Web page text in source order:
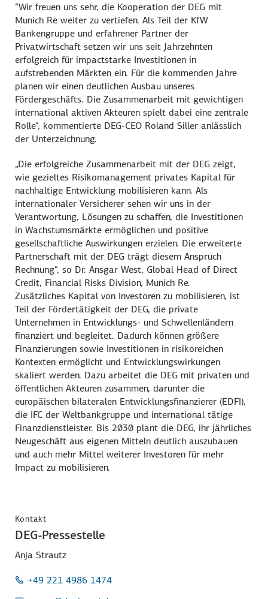
“Wir freuen uns sehr, die Kooperation der DEG mit
Munich Re weiter zu vertiefen. Als Teil der KfW
Bankengruppe und erfahrener Partner der
Privatwirtschaft setzen wir uns seit Jahrzehnten
erfolgreich für impactstarke Investitionen in
aufstrebenden Märkten ein. Für die kommenden Jahre
planen wir einen deutlichen Ausbau unseres
Fördergeschäfts. Die Zusammenarbeit mit gewichtigen
international aktiven Akteuren spielt dabei eine zentrale
Rolle“, kommentierte DEG-CEO Roland Siller anlässlich
der Unterzeichnung.
„Die erfolgreiche Zusammenarbeit mit der DEG zeigt,
wie gezieltes Risikomanagement privates Kapital für
nachhaltige Entwicklung mobilisieren kann. Als
internationaler Versicherer sehen wir uns in der
Verantwortung, Lösungen zu schaffen, die Investitionen
in Wachstumsmärkte ermöglichen und positive
gesellschaftliche Auswirkungen erzielen. Die erweiterte
Partnerschaft mit der DEG trägt diesem Anspruch
Rechnung“, so Dr. Ansgar West, Global Head of Direct
Credit, Financial Risks Division, Munich Re.
Zusätzliches Kapital von Investoren zu mobilisieren, ist
Teil der Fördertätigkeit der DEG, die private
Unternehmen in Entwicklungs- und Schwellenländern
finanziert und begleitet. Dadurch können größere
Finanzierungen sowie Investitionen in risikoreichen
Kontexten ermöglicht und Entwicklungswirkungen
skaliert werden. Dazu arbeitet die DEG mit privaten und
öffentlichen Akteuren zusammen, darunter die
europäischen bilateralen Entwicklungsfinanzierer (EDFI),
die IFC der Weltbankgruppe und international tätige
Finanzdienstleister. Bis 2030 plant die DEG, ihr jährliches
Neugeschäft aus eigenen Mitteln deutlich auszubauen
und auch mehr Mittel weiterer Investoren für mehr
Impact zu mobilisieren.
Kontakt
DEG-Pressestelle
Anja Strautz
+49 221 4986 1474